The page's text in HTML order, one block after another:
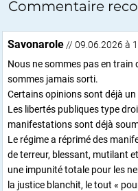
Commentaire
Savonarole // 09.06.2026 à
Nous ne sommes pas en train
sommes jamais sorti.
Certains opinions sont déjà un
Les libertés publiques type
manifestations sont déjà
Le régime a réprimé des
de terreur, blessant, mutilant
une impunité totale pour les
la justice blanchit, le tout «